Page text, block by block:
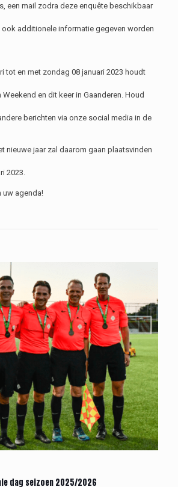
een mail zodra deze enquête beschikbaar
ook additionele informatie gegeven worden
tot en met zondag 08 januari 2023 houdt
Weekend en dit keer in Gaanderen. Houd
berichten via onze social media in de
nieuwe jaar zal daarom gaan plaatsvinden
2023.
uw agenda!
dag seizoen 2025/2026